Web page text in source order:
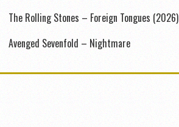
The Rolling Stones – Foreign Tongues (2026)
Avenged Sevenfold – Nightmare